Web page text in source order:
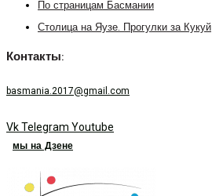
По страницам Басмании
Столица на Яузе. Прогулки за Кукуй
Контакты:
basmania.2017@gmail.com
VkTelegram Youtube
мы на Дзене